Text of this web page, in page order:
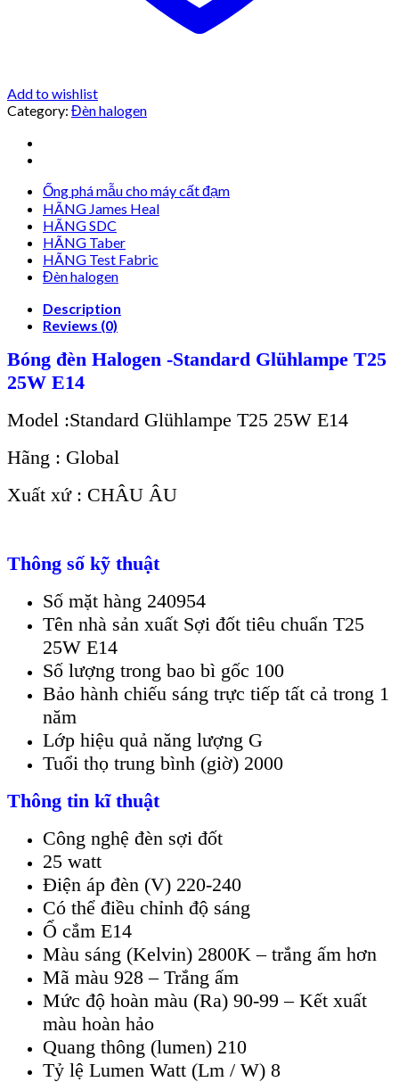
Add to wishlist
Category: Đèn halogen
Ống phá mẫu cho máy cất đạm
HÃNG James Heal
HÃNG SDC
HÃNG Taber
HÃNG Test Fabric
Đèn halogen
Description
Reviews (0)
Bóng đèn Halogen -Standard Glühlampe T25
25W E14
Model :Standard Glühlampe T25 25W E14
Hãng : Global
Xuất xứ : CHÂU ÂU
Thông số kỹ thuật
Số mặt hàng 240954
Tên nhà sản xuất Sợi đốt tiêu chuẩn T25
25W E14
Số lượng trong bao bì gốc 100
Bảo hành chiếu sáng trực tiếp tất cả trong 1
năm
Lớp hiệu quả năng lượng G
Tuổi thọ trung bình (giờ) 2000
Thông tin kĩ thuật
Công nghệ đèn sợi đốt
25 watt
Điện áp đèn (V) 220-240
Có thể điều chỉnh độ sáng
Ổ cắm E14
Màu sáng (Kelvin) 2800K – trắng ấm hơn
Mã màu 928 – Trắng ấm
Mức độ hoàn màu (Ra) 90-99 – Kết xuất
màu hoàn hảo
Quang thông (lumen) 210
Tỷ lệ Lumen Watt (Lm / W) 8